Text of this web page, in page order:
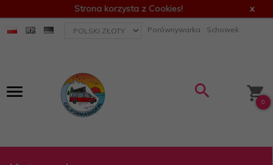
Strona korzysta z Cookies! x
currency_h Porównywarka Schowek
0